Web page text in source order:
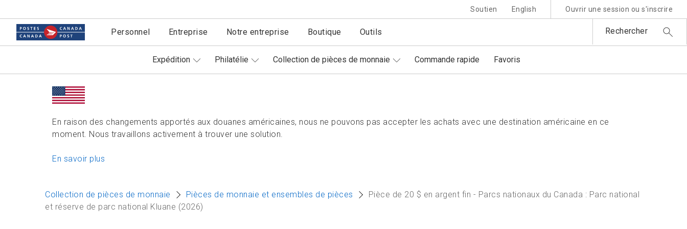
Soutien English Ouvrir une session ou s'inscrire
Personnel Entreprise Notre entreprise Boutique Outils Rechercher
Expédition Philatélie Collection de pièces de monnaie Commande rapide Favoris
En raison des changements apportés aux douanes américaines, nous ne pouvons pas accepter les achats avec une destination américaine en ce
moment. Nous travaillons activement à trouver une solution.
En savoir plus
Collection de pièces de monnaie Pièces de monnaie et ensembles de pièces
Pièce de 20 $ en argent fin - Parcs nationaux du Canada : Parc national
et réserve de parc national Kluane (2026)